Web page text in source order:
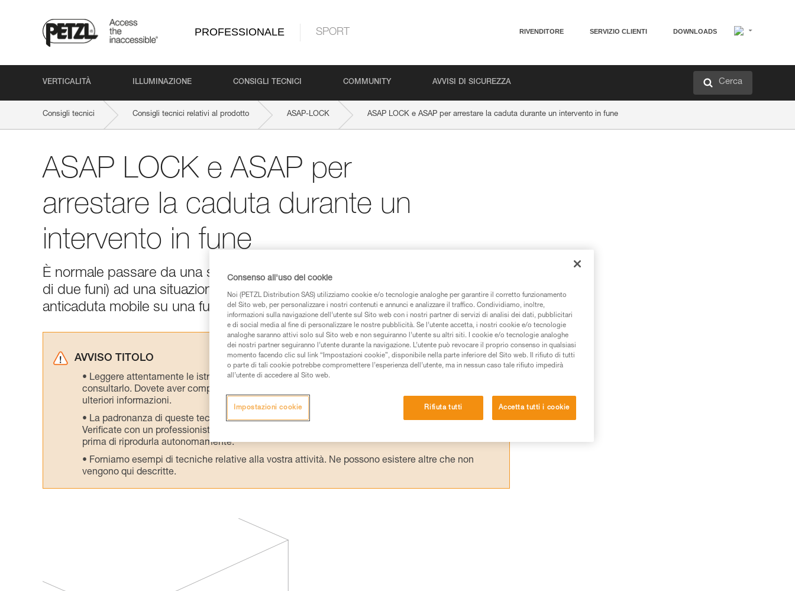
PROFESSIONALE SPORT RIVENDITORE SERVIZIO CLIENTI DOWNLOADS
VERTICALITÀ ILLUMINAZIONE CONSIGLI TECNICI COMMUNITY AVVISI DI SICUREZZA Cerca
Consigli tecnici Consigli tecnici relativi al prodotto ASAP-LOCK ASAP LOCK e ASAP per arrestare la caduta durante un intervento in fune
ASAP LOCK e ASAP per
arrestare la caduta durante un
intervento in fune
È normale passare da una situazione di lavoro su fune (progressione su un sistema
di due funi) ad una situazione di arresto caduta (progressione sulla struttura con un
anticaduta mobile su una fune di sicurezza).
AVVISO TITOLO
Leggere attentamente le istruzioni tecniche dei prodotti utilizzati in questo consiglio prima di
consultarlo. Dovete aver compreso le informazioni dell’istruzione tecnica per poter capire queste
ulteriori informazioni.
La padronanza di queste tecniche richiede una formazione ed un addestramento specifico.
Verificate con un professionista la vostra capacità di rifare la manovra, da soli, in piena sicurezza,
prima di riprodurla autonomamente.
Forniamo esempi di tecniche relative alla vostra attività. Ne possono esistere altre che non
vengono qui descritte.
Consenso all'uso dei cookie
Noi (PETZL Distribution SAS) utilizziamo cookie e/o tecnologie analoghe per garantire il corretto funzionamento
del Sito web, per personalizzare i nostri contenuti e annunci e analizzare il traffico. Condividiamo, inoltre,
informazioni sulla navigazione dell’utente sul Sito web con i nostri partner di servizi di analisi dei dati, pubblicitari
e di social media al fine di personalizzare le nostre pubblicità. Se l’utente accetta, i nostri cookie e/o tecnologie
analoghe saranno attivi solo sul Sito web e non seguiranno l’utente su altri siti. I cookie e/o tecnologie analoghe
dei nostri partner seguiranno l’utente durante la navigazione. L’utente può revocare il proprio consenso in qualsiasi
momento facendo clic sul link “Impostazioni cookie”, disponibile nella parte inferiore del Sito web. Il rifiuto di tutti
o parte di tali cookie potrebbe compromettere l’esperienza dell’utente, ma in nessun caso tale rifiuto impedirà
all’utente di accedere al Sito web.
Rifiuta tutti Accetta tutti i cookie
Impostazioni cookie